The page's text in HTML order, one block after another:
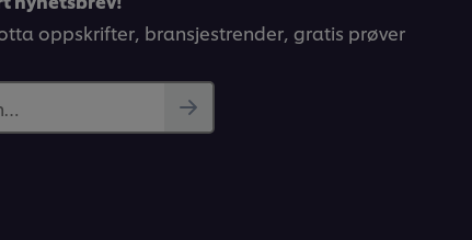
oppskrifter, bransjestrender, gratis prøver